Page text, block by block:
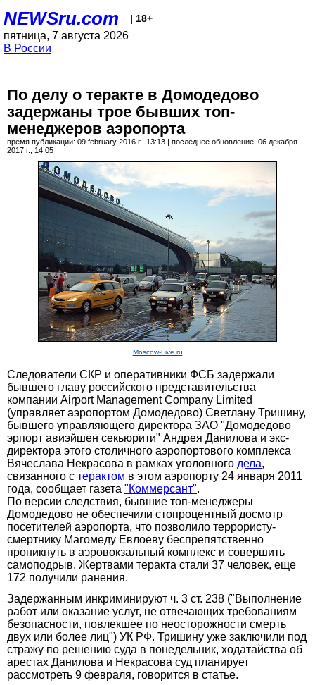
NEWSru.com | 18+
пятница, 7 августа 2026
В России
По делу о теракте в Домодедово
задержаны трое бывших топ-
менеджеров аэропорта
время публикации: 09 february 2016 г., 13:13 | последнее обновление: 06 декабря
2017 г., 14:05
Moscow-Live.ru
Следователи СКР и оперативники ФСБ задержали
бывшего главу российского представительства
компании Airport Management Company Limited
(управляет аэропортом Домодедово) Светлану Тришину,
бывшего управляющего директора ЗАО "Домодедово
эрпорт авиэйшен секьюрити" Андрея Данилова и экс-
директора этого столичного аэропортового комплекса
Вячеслава Некрасова в рамках уголовного дела,
связанного с терактом в этом аэропорту 24 января 2011
года, сообщает газета "Коммерсант".
По версии следствия, бывшие топ-менеджеры
Домодедово не обеспечили стопроцентный досмотр
посетителей аэропорта, что позволило террористу-
смертнику Магомеду Евлоеву беспрепятственно
проникнуть в аэровокзальный комплекс и совершить
самоподрыв. Жертвами теракта стали 37 человек, еще
172 получили ранения.
Задержанным инкриминируют ч. 3 ст. 238 ("Выполнение
работ или оказание услуг, не отвечающих требованиям
безопасности, повлекшее по неосторожности смерть
двух или более лиц") УК РФ. Тришину уже заключили под
стражу по решению суда в понедельник, ходатайства об
арестах Данилова и Некрасова суд планирует
рассмотреть 9 февраля, говорится в статье.